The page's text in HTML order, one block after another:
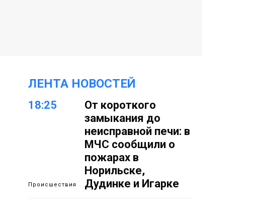
ЛЕНТА НОВОСТЕЙ
18:25
Происшествия
От короткого
замыкания до
неисправной печи: в
МЧС сообщили о
пожарах в
Норильске,
Дудинке и Игарке